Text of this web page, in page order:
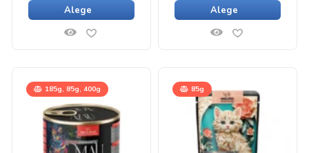
Alege Alege
185g, 85g, 400g 85g